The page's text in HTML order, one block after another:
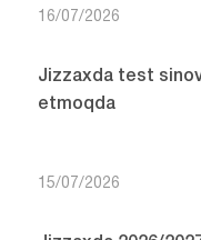
16/07/2026
Jizzaxda test
etmoqda
15/07/2026